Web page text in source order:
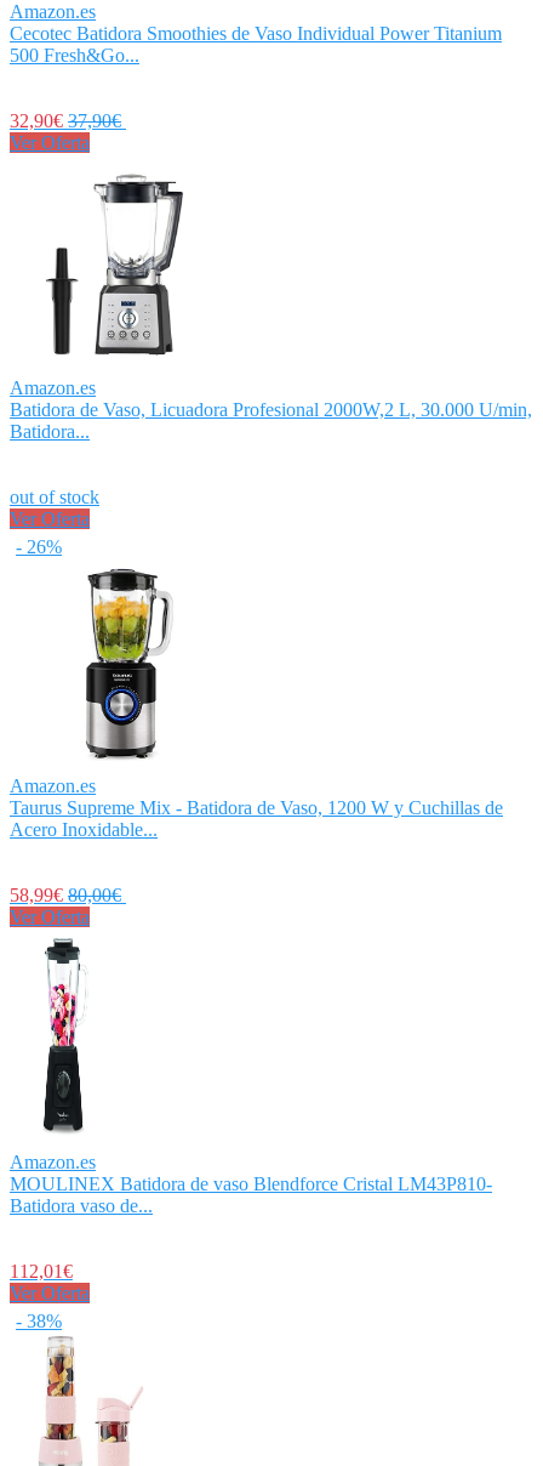
Amazon.es
Cecotec Batidora Smoothies de Vaso Individual Power Titanium
500 Fresh&Go...
32,90€ 37,90€
Ver Oferta
Amazon.es
Batidora de Vaso, Licuadora Profesional 2000W,2 L, 30.000 U/min,
Batidora...
out of stock
Ver Oferta
- 26%
Amazon.es
Taurus Supreme Mix - Batidora de Vaso, 1200 W y Cuchillas de
Acero Inoxidable...
58,99€ 80,00€
Ver Oferta
Amazon.es
MOULINEX Batidora de vaso Blendforce Cristal LM43P810-
Batidora vaso de...
112,01€
Ver Oferta
- 38%